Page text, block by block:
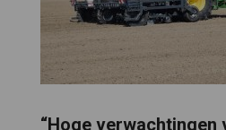
“Hoge verwachtingen